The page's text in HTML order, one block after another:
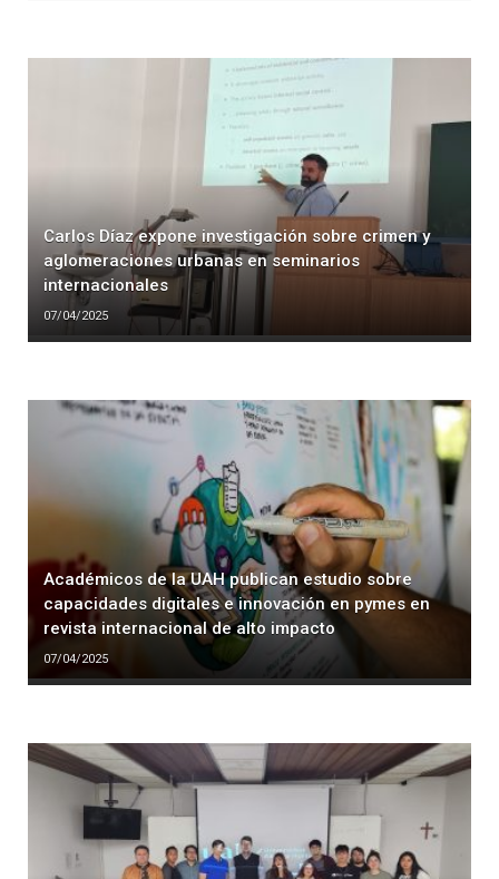
Carlos Díaz expone investigación sobre crimen y
aglomeraciones urbanas en seminarios
internacionales
07/04/2025
Académicos de la UAH publican estudio sobre
capacidades digitales e innovación en pymes en
revista internacional de alto impacto
07/04/2025